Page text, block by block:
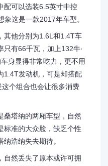
配可以选装6.5英寸中控
象这是一款2017年车型。
其他分别为1.6L和1.4T车
有66千瓦，加上132牛·
身显得非常吃力，更不用
1.4T发动机，可是却搭配
个组合也会让很多消费
桑塔纳的两厢车型，自然
标准的大众脸，缺乏个性
浩纳失去期待。
自然丢失了原本或许可拥